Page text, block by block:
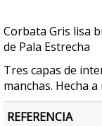
Corbata Gris lisa
de Pala Estrecha
Tres capas de
manchas. Hecha
REFERENCIA